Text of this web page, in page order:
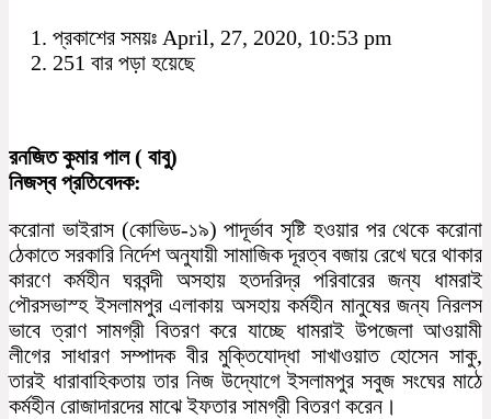
প্রকাশের সময়ঃ April, 27, 2020, 10:53 pm
251 বার পড়া হয়েছে
রনজিত কুমার পাল ( বাবু)
নিজস্ব প্রতিবেদক:
করোনা ভাইরাস (কোভিড-১৯) পাদূর্ভাব সৃষ্টি হওয়ার পর থেকে করোনা
ঠেকাতে সরকারি নির্দেশ অনুযায়ী সামাজিক দূরত্ব বজায় রেখে ঘরে থাকার
কারণে কর্মহীন ঘরবন্দী অসহায় হতদরিদ্র পরিবারের জন্য ধামরাই
পৌরসভাস্হ ইসলামপুর এলাকায় অসহায় কর্মহীন মানুষের জন্য নিরলস
ভাবে ত্রাণ সামগ্রী বিতরণ করে যাচ্ছে ধামরাই উপজেলা আওয়ামী
লীগের সাধারণ সম্পাদক বীর মুক্তিযোদ্ধা সাখাওয়াত হোসেন সাকু,
তারই ধারাবাহিকতায় তার নিজ উদ্যোগে ইসলামপুর সবুজ সংঘের মাঠে
কর্মহীন রোজাদারদের মাঝে ইফতার সামগ্রী বিতরণ করেন।